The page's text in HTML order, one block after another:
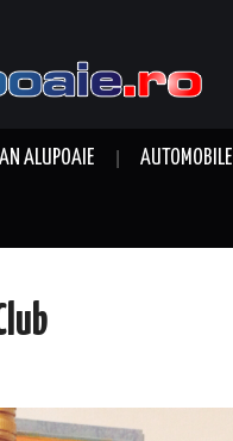
ALUPOAIE AUTOMOBILE